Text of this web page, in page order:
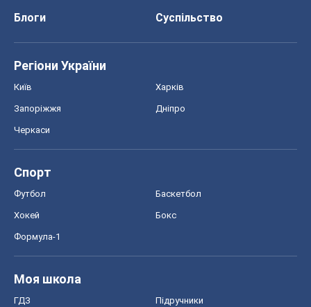
Блоги
Суспільство
Регіони України
Київ Харків
Запоріжжя Дніпро
Черкаси
Спорт
Футбол Баскетбол
Хокей Бокс
Формула-1
Моя школа
ГДЗ Підручники